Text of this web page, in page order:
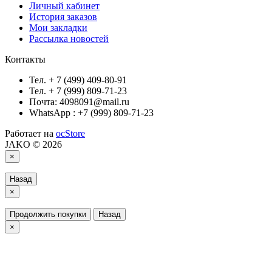
Личный кабинет
История заказов
Мои закладки
Рассылка новостей
Контакты
Тел. + 7 (499) 409-80-91
Тел. + 7 (999) 809-71-23
Почта: 4098091@mail.ru
WhatsApp : +7 (999) 809-71-23
Работает на ocStore
JAKO © 2026
×
Назад
×
Продолжить покупки
Назад
×